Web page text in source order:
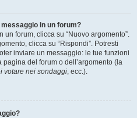
in un forum?
forum, clicca su “Nuovo argomento”.
clicca su “Rispondi”. Potresti
inviare un messaggio: le tue funzioni
del forum o dell’argomento (la
votare nei sondaggi, ecc.).